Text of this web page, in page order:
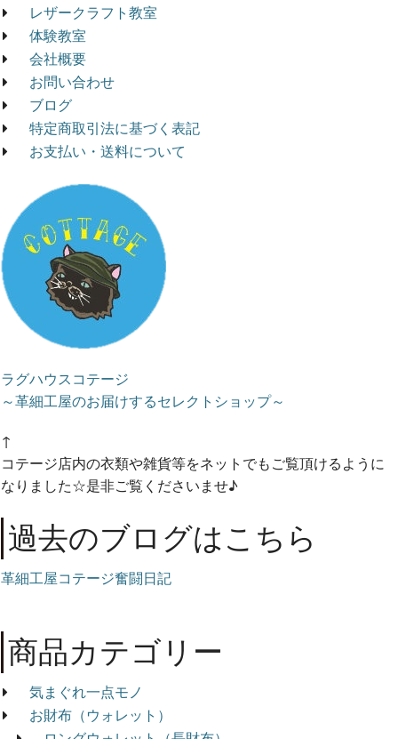
レザークラフト教室
体験教室
会社概要
お問い合わせ
ブログ
特定商取引法に基づく表記
お支払い・送料について
ラグハウスコテージ
～革細工屋のお届けするセレクトショップ～
↑
コテージ店内の衣類や雑貨等をネットでもご覧頂けるように
なりました☆是非ご覧くださいませ♪
過去のブログはこちら
革細工屋コテージ奮闘日記
商品カテゴリー
気まぐれ一点モノ
お財布（ウォレット）